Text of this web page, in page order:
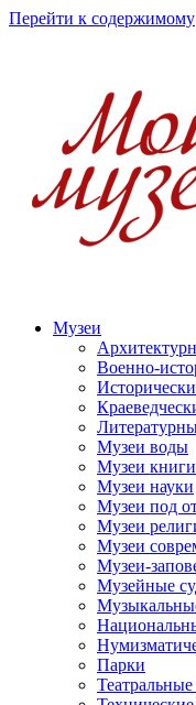
Перейти к содержимому
Музеи
Военно-
Музеи воды
Музеи
Музеи науки
Музеи под
Музеи
Музеи
Музеи-
Музейные
Парки